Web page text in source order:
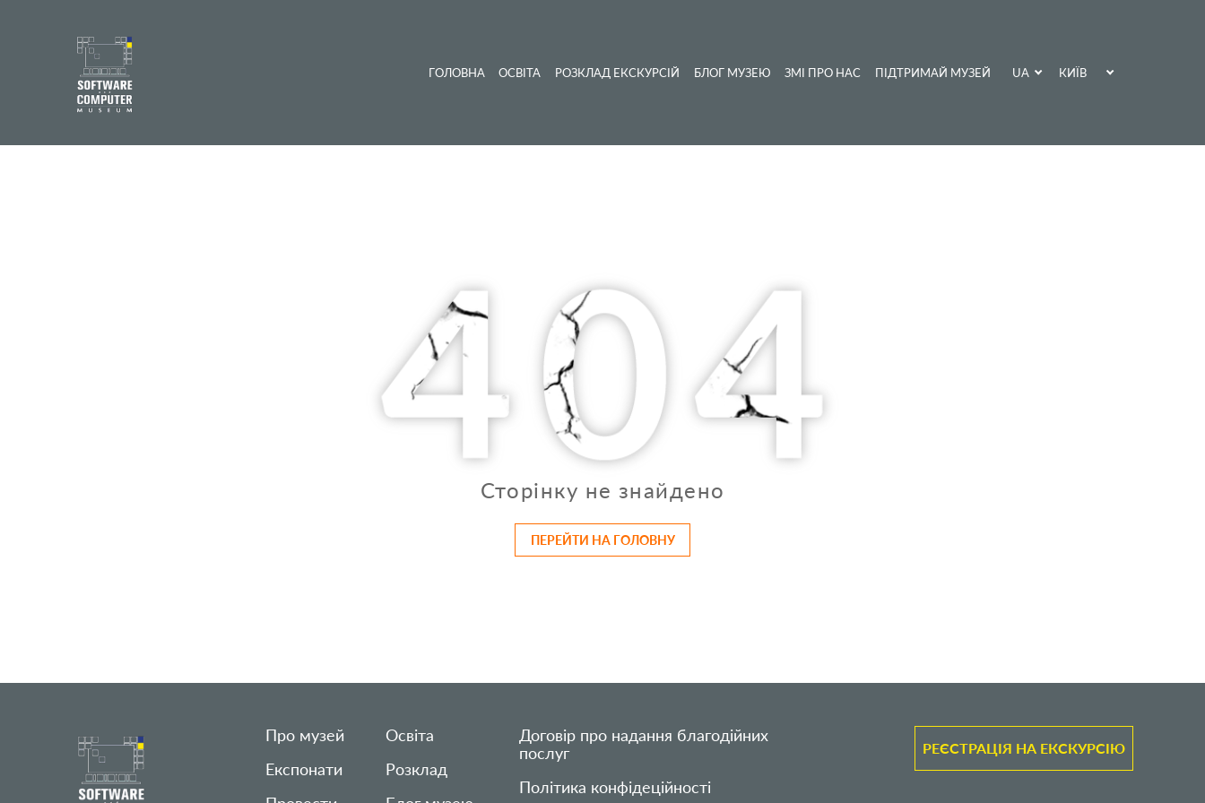
ГОЛОВНА ОСВІТА РОЗКЛАД ЕКСКУРСІЙ БЛОГ МУЗЕЮ ЗМІ ПРО НАС ПІДТРИМАЙ МУЗЕЙ
UA
КИЇВ
Сторінку не знайдено
ПЕРЕЙТИ НА ГОЛОВНУ
Про музей
Експонати
Освіта
Розклад
Договір про надання благодійних
послуг
Політика конфідеційності
РЕЄСТРАЦІЯ НА ЕКСКУРСІЮ